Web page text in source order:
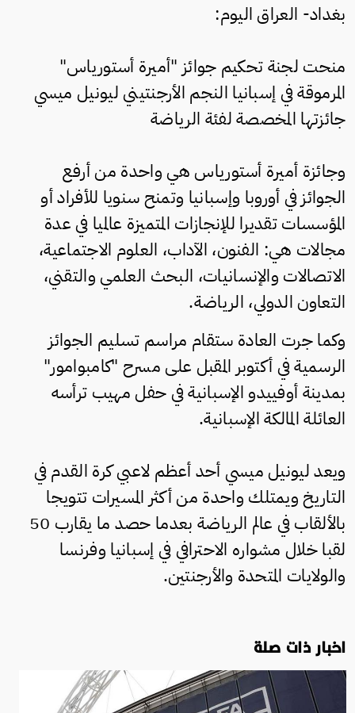
بغداد- العراق اليوم:
منحت لجنة تحكيم جوائز "أميرة أستورياس"
المرموقة في إسبانيا النجم الأرجنتيني ليونيل ميسي
جائزتها المخصصة لفئة الرياضة
وجائزة أميرة أستورياس هي واحدة من أرفع
الجوائز في أوروبا وإسبانيا وتمنح سنويا للأفراد أو
المؤسسات تقديرا للإنجازات المتميزة عالميا في عدة
مجالات هي: الفنون، الآداب، العلوم الاجتماعية،
الاتصالات والإنسانيات، البحث العلمي والتقني،
التعاون الدولي، الرياضة.
وكما جرت العادة ستقام مراسم تسليم الجوائز
الرسمية في أكتوبر المقبل على مسرح "كامبوامور"
بمدينة أوفييدو الإسبانية في حفل مهيب ترأسه
العائلة المالكة الإسبانية.
ويعد ليونيل ميسي أحد أعظم لاعبي كرة القدم في
التاريخ ويمتلك واحدة من أكثر المسيرات تتويجا
بالألقاب في عالم الرياضة بعدما حصد ما يقارب 50
لقبا خلال مشواره الاحترافي في إسبانيا وفرنسا
والولايات المتحدة والأرجنتين.
اخبار ذات صلة